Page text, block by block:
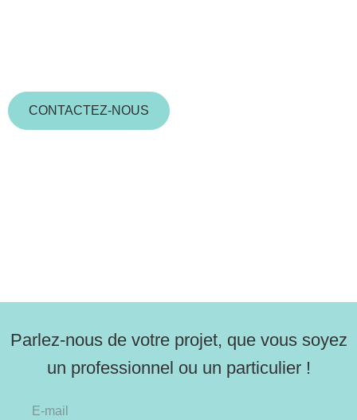
CONTACTEZ-NOUS
Parlez-nous de votre projet, que vous soyez
un professionnel ou un particulier !